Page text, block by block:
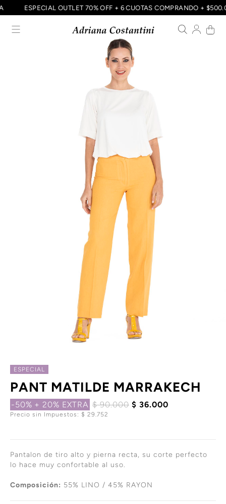
ESPECIAL OUTLET 70% OFF + 6 CUOTAS COMPRANDO +
ESPECIAL
PANT MATILDE MARRAKECH
-50% + 20% EXTRA $ 90.000 $ 36.000
Precio sin Impuestos: $ 29.752
Pantalon de tiro alto y pierna recta, su corte perfecto
lo hace muy confortable al uso.
Composición: 55% LINO / 45% RAYON